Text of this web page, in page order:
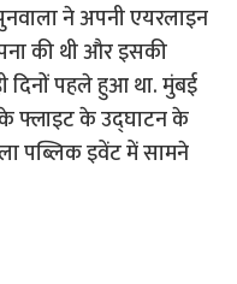
ने अपनी एयरलाइन
की थी और इसकी
दिनों पहले हुआ था. मुंबई
फ्लाइट के उद्घाटन के
पब्लिक इवेंट में सामने